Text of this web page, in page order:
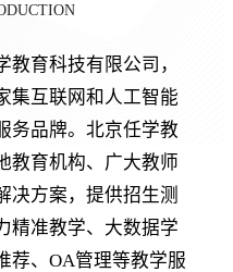
育科技有限公司，
集互联网和人工智能
务品牌。北京任学教
教育机构、广大教师
决方案，提供招生测
精准教学、大数据学
荐、OA管理等教学服